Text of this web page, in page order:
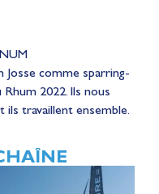
Josse comme sparring-
2022. Ils nous
travaillent ensemble.